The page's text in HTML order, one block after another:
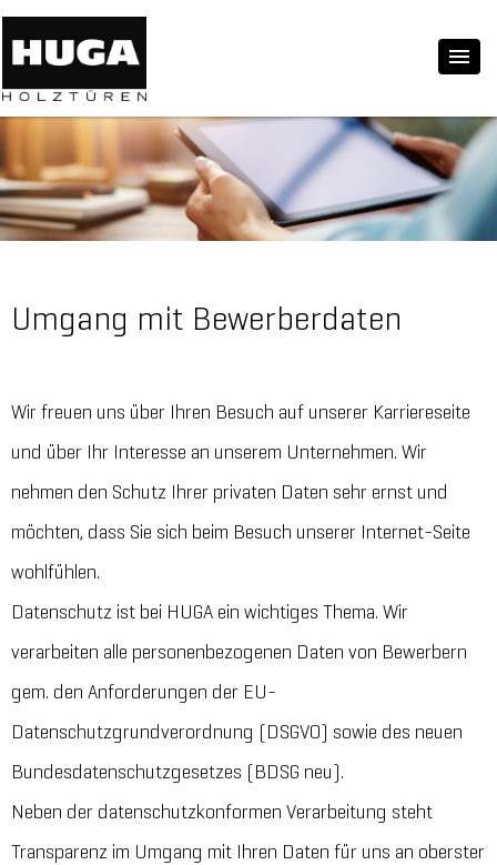
Umgang mit Bewerberdaten
Wir freuen uns über Ihren Besuch auf unserer Karriereseite
und über Ihr Interesse an unserem Unternehmen. Wir
nehmen den Schutz Ihrer privaten Daten sehr ernst und
möchten, dass Sie sich beim Besuch unserer Internet-Seite
wohlfühlen.
Datenschutz ist bei HUGA ein wichtiges Thema. Wir
verarbeiten alle personenbezogenen Daten von Bewerbern
gem. den Anforderungen der EU-
Datenschutzgrundverordnung (DSGVO) sowie des neuen
Bundesdatenschutzgesetzes (BDSG neu).
Neben der datenschutzkonformen Verarbeitung steht
Transparenz im Umgang mit Ihren Daten für uns an oberster